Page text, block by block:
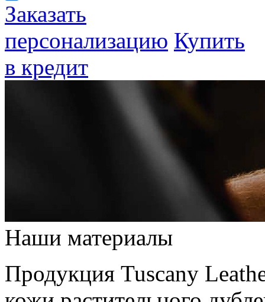
Заказать
персонализацию Купить
в кредит
Наши материалы
Продукция Tuscany